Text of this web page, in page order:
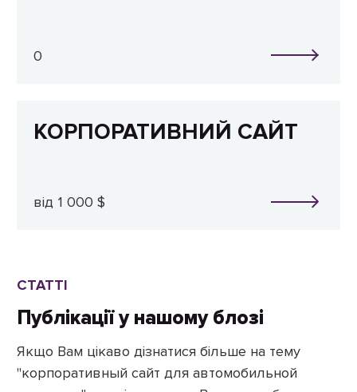
0
КОРПОРАТИВНИЙ САЙТ
від 1 000 $
СТАТТІ
Публікації у нашому блозі
Якщо Вам цікаво дізнатися більше на тему
"корпоративный сайт для автомобильной